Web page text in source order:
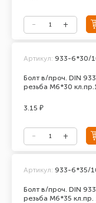
Болт в/проч. DIN
резьба М6*30
Артикул: 933-6*30/
3.15 ₽
Болт в/проч. DIN
резьба М6*35 кл.пр.
Артикул: 933-6*35/